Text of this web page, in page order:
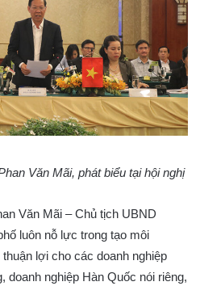
Văn Mãi, phát biểu tại hội nghị
Văn Mãi – Chủ tịch UBND
luôn nỗ lực trong tạo môi
lợi cho các doanh nghiệp
doanh nghiệp Hàn Quốc nói riêng,